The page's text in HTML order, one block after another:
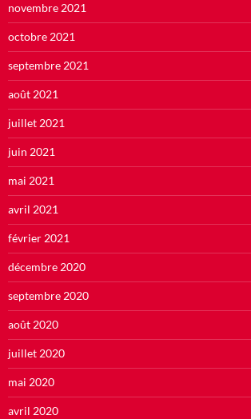
novembre 2021
octobre 2021
septembre 2021
août 2021
juillet 2021
juin 2021
mai 2021
avril 2021
février 2021
décembre 2020
septembre 2020
août 2020
juillet 2020
mai 2020
avril 2020